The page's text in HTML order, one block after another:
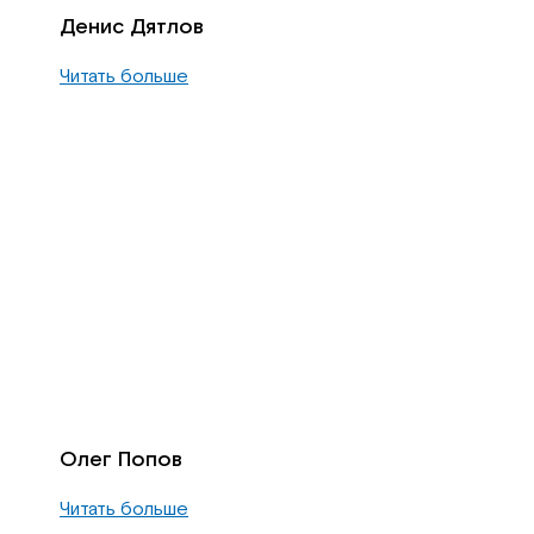
Денис Дятлов
Читать больше
Олег Попов
Читать больше